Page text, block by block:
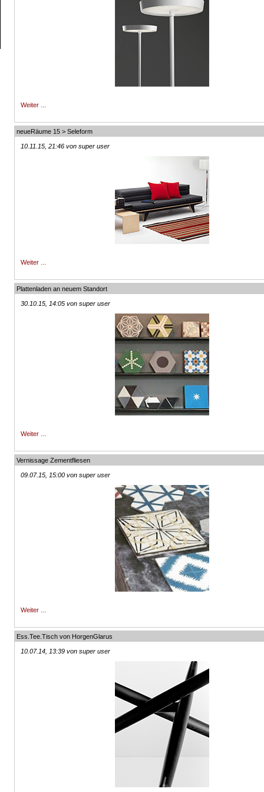
Weiter ...
neueRäume 15 > Seleform
10.11.15, 21:46 von super user
Weiter ...
Plattenladen an neuem Standort
30.10.15, 14:05 von super user
Weiter ...
Vernissage Zementfliesen
09.07.15, 15:00 von super user
Weiter ...
Ess.Tee.Tisch von HorgenGlarus
10.07.14, 13:39 von super user